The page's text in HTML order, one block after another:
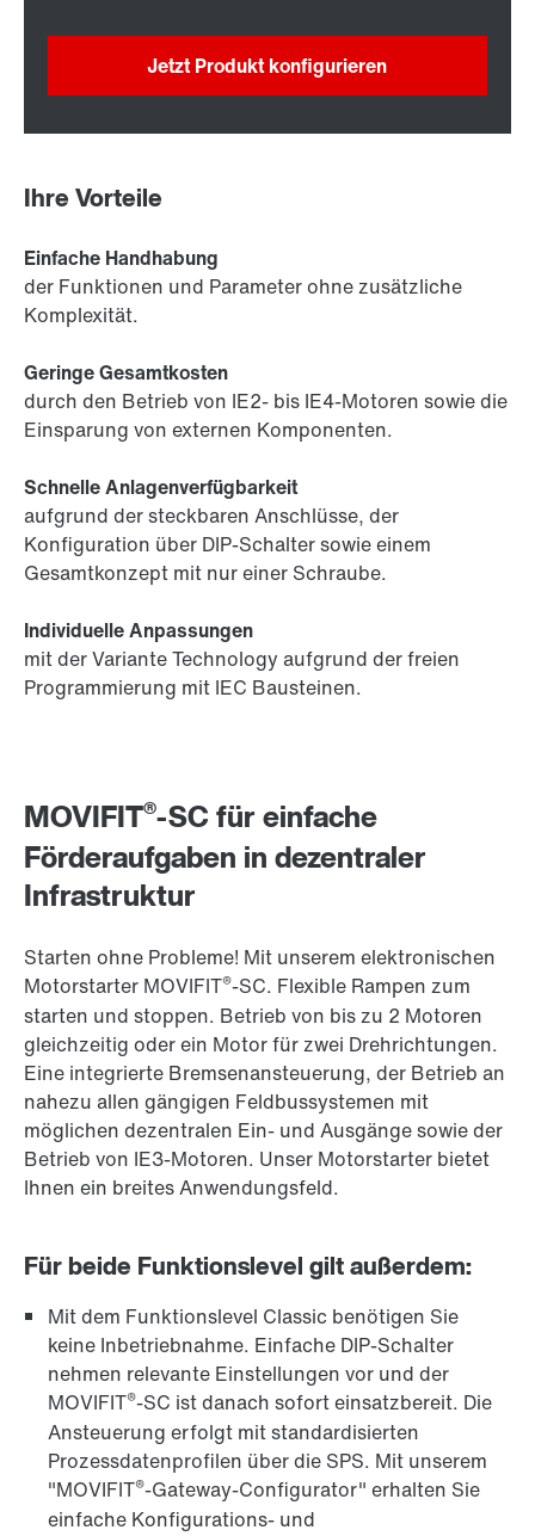
MOVIFIT®-SC für einfache
Förderaufgaben in dezentraler
Infrastruktur
Starten ohne Probleme! Mit unserem elektronischen
Motorstarter MOVIFIT®-SC. Flexible Rampen zum
starten und stoppen. Betrieb von bis zu 2 Motoren
gleichzeitig oder ein Motor für zwei Drehrichtungen.
Eine integrierte Bremsenansteuerung, der Betrieb an
nahezu allen gängigen Feldbussystemen mit
möglichen dezentralen Ein- und Ausgänge sowie der
Betrieb von IE3-Motoren. Unser Motorstarter bietet
Ihnen ein breites Anwendungsfeld.
Für beide Funktionslevel gilt außerdem:
Mit dem Funktionslevel Classic benötigen Sie
keine Inbetriebnahme. Einfache DIP-Schalter
nehmen relevante Einstellungen vor und der
MOVIFIT®-SC ist danach sofort einsatzbereit. Die
Ansteuerung erfolgt mit standardisierten
Prozessdatenprofilen über die SPS. Mit unserem
"MOVIFIT®-Gateway-Configurator" erhalten Sie
einfache Konfigurations- und
Jetzt Produkt konfigurieren
Ihre Vorteile
Einfache Handhabung
der Funktionen und Parameter ohne zusätzliche
Komplexität.
Geringe Gesamtkosten
durch den Betrieb von IE2- bis IE4-Motoren sowie die
Einsparung von externen Komponenten.
Schnelle Anlagenverfügbarkeit
aufgrund der steckbaren Anschlüsse, der
Konfiguration über DIP-Schalter sowie einem
Gesamtkonzept mit nur einer Schraube.
Individuelle Anpassungen
mit der Variante Technology aufgrund der freien
Programmierung mit IEC Bausteinen.